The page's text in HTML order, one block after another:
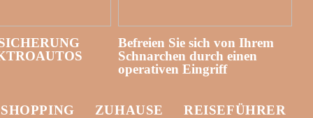
Befreien Sie sich von Ihrem
Schnarchen durch einen
operativen Eingriff
ZUHAUSE REISEFÜHRER